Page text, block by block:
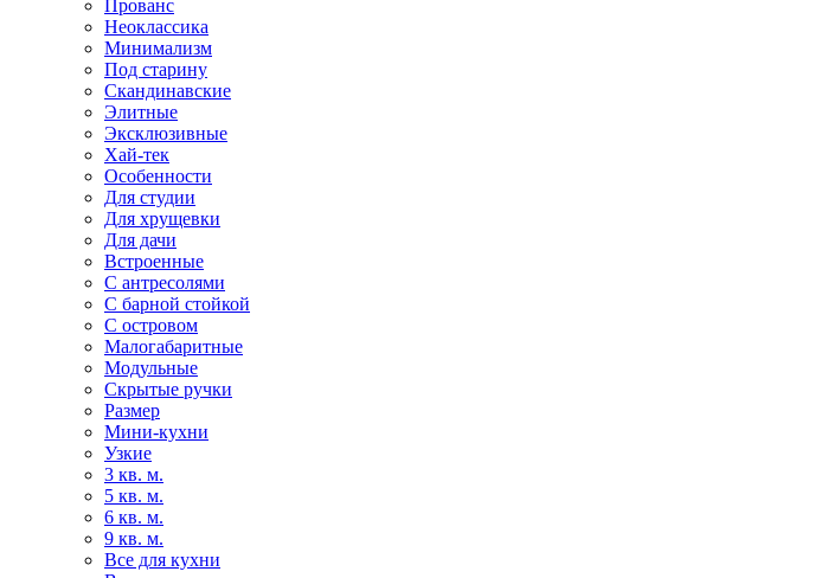
Прованс
Неоклассика
Минимализм
Под старину
Скандинавские
Элитные
Эксклюзивные
Хай-тек
Особенности
Для студии
Для хрущевки
Для дачи
Встроенные
С антресолями
С барной стойкой
С островом
Малогабаритные
Модульные
Скрытые ручки
Размер
Мини-кухни
Узкие
3 кв. м.
5 кв. м.
6 кв. м.
9 кв. м.
Все для кухни